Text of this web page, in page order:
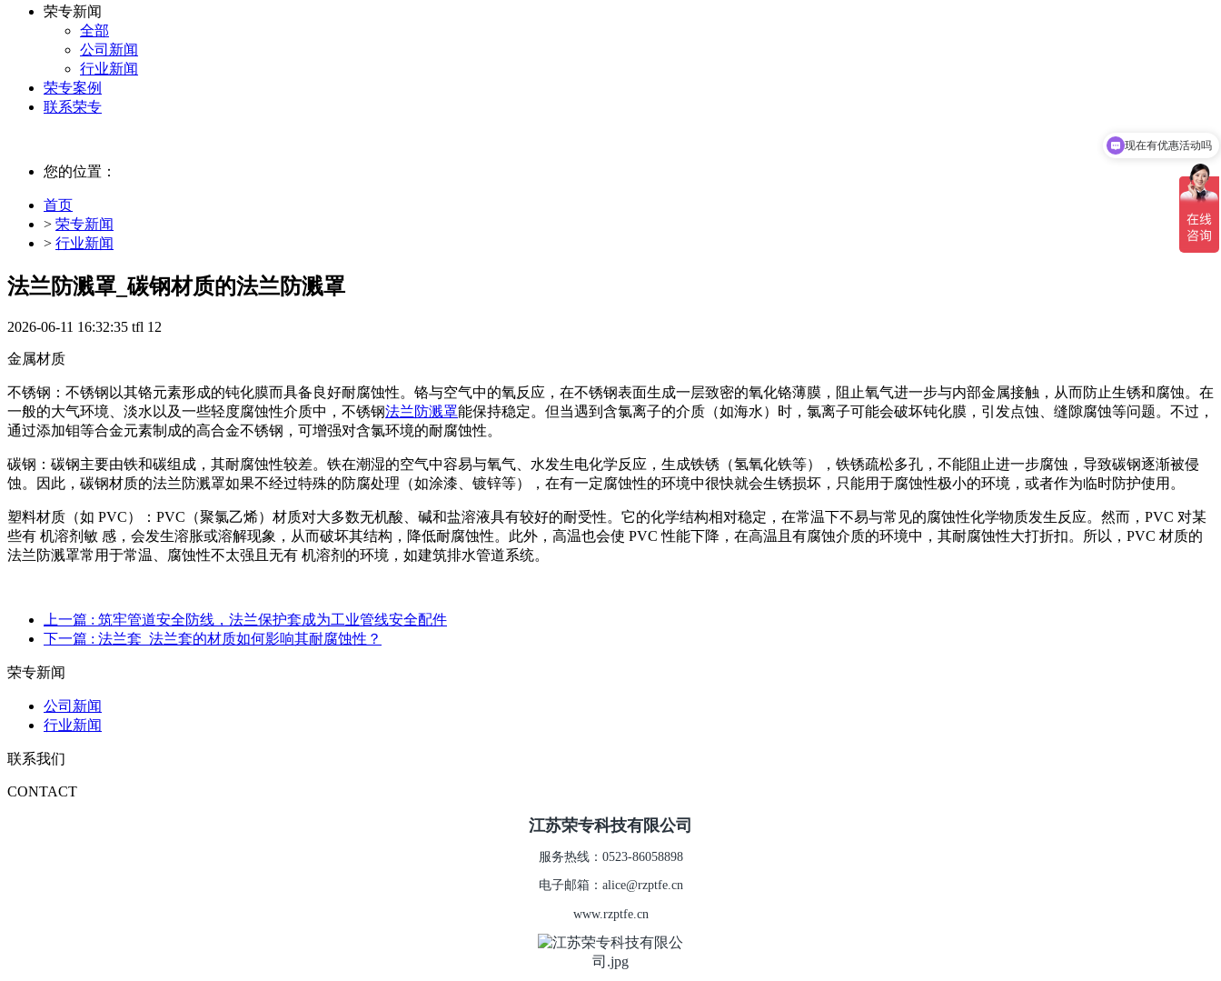
荣专新闻
全部
公司新闻
行业新闻
荣专案例
联系荣专
您的位置：
首页
> 荣专新闻
> 行业新闻
法兰防溅罩_碳钢材质的法兰防溅罩
2026-06-11 16:32:35 tfl 12
金属材质
不锈钢：不锈钢以其铬元素形成的钝化膜而具备良好耐腐蚀性。铬与空气中的氧反应，在不锈钢表面生成一层致密的氧化铬薄膜，阻止氧气进一步与内部金属接触，从而防止生锈和腐蚀。在
一般的大气环境、淡水以及一些轻度腐蚀性介质中，不锈钢法兰防溅罩能保持稳定。但当遇到含氯离子的介质（如海水）时，氯离子可能会破坏钝化膜，引发点蚀、缝隙腐蚀等问题。不过，
通过添加钼等合金元素制成的高合金不锈钢，可增强对含氯环境的耐腐蚀性。
碳钢：碳钢主要由铁和碳组成，其耐腐蚀性较差。铁在潮湿的空气中容易与氧气、水发生电化学反应，生成铁锈（氢氧化铁等），铁锈疏松多孔，不能阻止进一步腐蚀，导致碳钢逐渐被侵
蚀。因此，碳钢材质的法兰防溅罩如果不经过特殊的防腐处理（如涂漆、镀锌等），在有一定腐蚀性的环境中很快就会生锈损坏，只能用于腐蚀性极小的环境，或者作为临时防护使用。
塑料材质（如 PVC）：PVC（聚氯乙烯）材质对大多数无机酸、碱和盐溶液具有较好的耐受性。它的化学结构相对稳定，在常温下不易与常见的腐蚀性化学物质发生反应。然而，PVC 对某
些有 机溶剂敏 感，会发生溶胀或溶解现象，从而破坏其结构，降低耐腐蚀性。此外，高温也会使 PVC 性能下降，在高温且有腐蚀介质的环境中，其耐腐蚀性大打折扣。所以，PVC 材质的
法兰防溅罩常用于常温、腐蚀性不太强且无有 机溶剂的环境，如建筑排水管道系统。
上一篇 : 筑牢管道安全防线，法兰保护套成为工业管线安全配件
下一篇 : 法兰套_法兰套的材质如何影响其耐腐蚀性？
荣专新闻
公司新闻
行业新闻
联系我们
CONTACT
江苏荣专科技有限公司
服务热线：0523-86058898
电子邮箱：alice@rzptfe.cn
www.rzptfe.cn
现在有优惠活动吗